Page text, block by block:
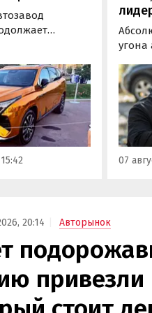
растет. На днях
фестивале
на ВДНХ в
прочих
был
угона
могут
всего
07
20:14 Авторынок